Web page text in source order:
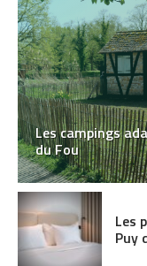
Les campings
du Fou
Les
Puy